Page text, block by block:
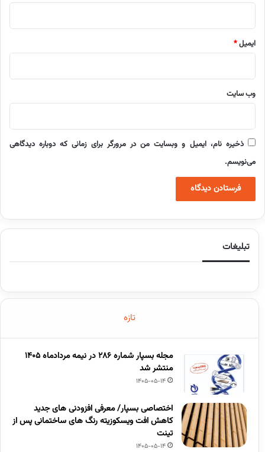
ایمیل*
وب‌ سایت
ذخیره نام، ایمیل و وبسایت من در مرورگر برای زمانی که دوباره دیدگاهی
می‌نویسم.
تبلیغات
تازه
مجله بسپار شماره 286 در نیمه مردادماه 1405
منتشر شد
1405-05-14
اختصاصی بسپار/ معرفی افزودنی های جدید
کاهش افت ویسکوزیته رنگ های ساختمانی پس از
تینت
1405-05-14